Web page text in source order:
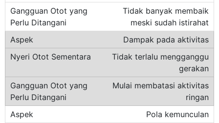
Tidak banyak membaik
meski sudah istirahat
Dampak pada aktivitas
Tidak terlalu mengganggu
gerakan
Mulai membatasi aktivitas
ringan
Pola kemunculan